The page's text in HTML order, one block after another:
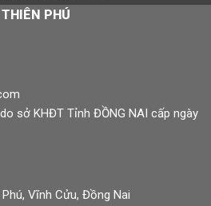
PHÚ
sở KHĐT Tỉnh ĐỒNG NAI cấp ngày
Vĩnh Cửu, Đồng Nai